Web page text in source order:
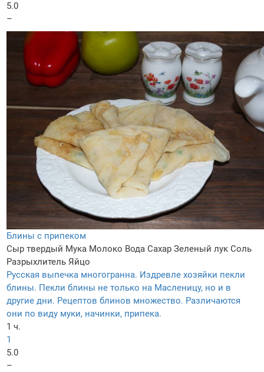
5.0
–
Блины с припеком
Сыр твердый Мука Молоко Вода Сахар Зеленый лук Соль
Разрыхлитель Яйцо
Русская выпечка многогранна. Издревле хозяйки пекли
блины. Пекли блины не только на Масленицу, но и в
другие дни. Рецептов блинов множество. Различаются
они по виду муки, начинки, припека.
1 ч.
1
5.0
–